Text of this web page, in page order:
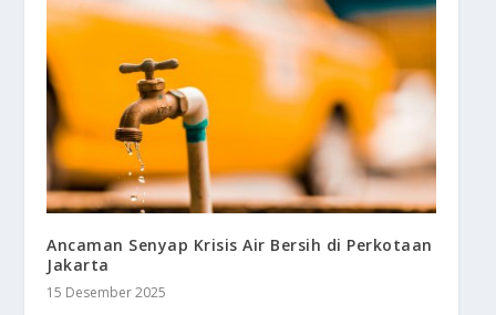
Ancaman Senyap Krisis Air Bersih di Perkotaan
Jakarta
15 Desember 2025